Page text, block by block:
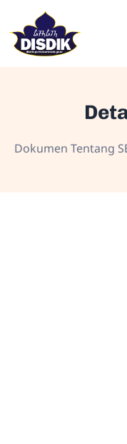
Dokumen Tentang